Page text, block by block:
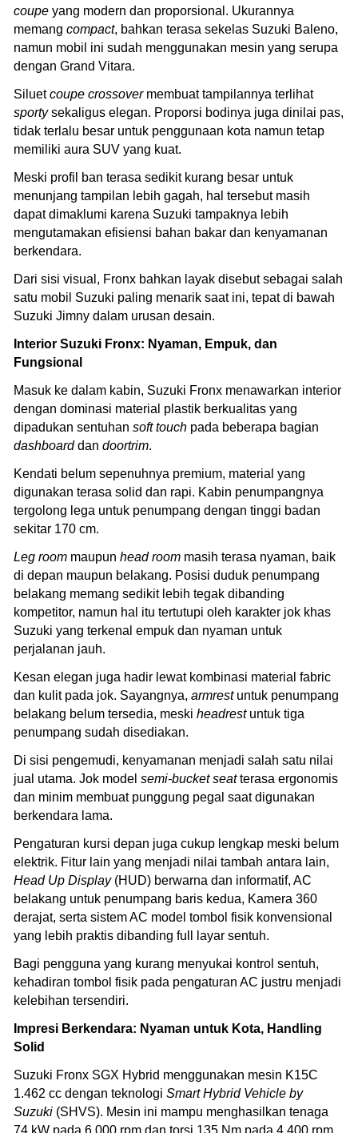
coupe yang modern dan proporsional. Ukurannya
memang compact, bahkan terasa sekelas Suzuki Baleno,
namun mobil ini sudah menggunakan mesin yang serupa
dengan Grand Vitara.
Siluetcoupe crossovermembuat tampilannya terlihat
sportysekaligus elegan. Proporsi bodinya juga dinilai pas,
tidak terlalu besar untuk penggunaan kota namun tetap
memiliki aura SUV yang kuat.
Meski profil ban terasa sedikit kurang besar untuk
menunjang tampilan lebih gagah, hal tersebut masih
dapat dimaklumi karena Suzuki tampaknya lebih
mengutamakan efisiensi bahan bakar dan kenyamanan
berkendara.
Dari sisi visual, Fronx bahkan layak disebut sebagai salah
satu mobil Suzuki paling menarik saat ini, tepat di bawah
Suzuki Jimny dalam urusan desain.
Interior Suzuki Fronx: Nyaman, Empuk, dan
Fungsional
Masuk ke dalam kabin, Suzuki Fronx menawarkan interior
dengan dominasi material plastik berkualitas yang
dipadukan sentuhan soft touch pada beberapa bagian
dashboarddan doortrim.
Kendati belum sepenuhnya premium, material yang
digunakan terasa solid dan rapi. Kabin penumpangnya
tergolong lega untuk penumpang dengan tinggi badan
sekitar 170 cm.
Leg room maupun head room masih terasa nyaman, baik
di depan maupun belakang. Posisi duduk penumpang
belakang memang sedikit lebih tegak dibanding
kompetitor, namun hal itu tertutupi oleh karakter jok khas
Suzuki yang terkenal empuk dan nyaman untuk
perjalanan jauh.
Kesan elegan juga hadir lewat kombinasi material fabric
dan kulit pada jok. Sayangnya, armrestuntuk penumpang
belakang belum tersedia, meski headrestuntuk tiga
penumpang sudah disediakan.
Di sisi pengemudi, kenyamanan menjadi salah satu nilai
jual utama. Jok model semi-bucket seatterasa ergonomis
dan minim membuat punggung pegal saat digunakan
berkendara lama.
Pengaturan kursi depan juga cukup lengkap meski belum
elektrik. Fitur lain yang menjadi nilai tambah antara lain,
Head Up Display(HUD) berwarna dan informatif, AC
belakang untuk penumpang baris kedua, Kamera 360
derajat, serta sistem AC model tombol fisik konvensional
yang lebih praktis dibanding full layar sentuh.
Bagi pengguna yang kurang menyukai kontrol sentuh,
kehadiran tombol fisik pada pengaturan AC justru menjadi
kelebihan tersendiri.
Impresi Berkendara: Nyaman untuk Kota, Handling
Solid
Suzuki Fronx SGX Hybrid menggunakan mesin K15C
1.462 cc dengan teknologi Smart Hybrid Vehicle by
Suzuki (SHVS). Mesin ini mampu menghasilkan tenaga
74 kW pada 6.000 rpm dan torsi 135 Nm pada 4.400 rpm.